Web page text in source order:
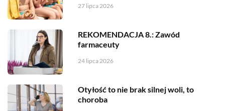
27 lipca 2026
REKOMENDACJA 8.: Zawód
farmaceuty
24 lipca 2026
Otyłość to nie brak silnej woli, to
choroba